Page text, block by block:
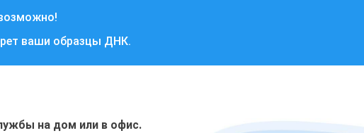
ваши образцы ДНК.
на дом или в офис.